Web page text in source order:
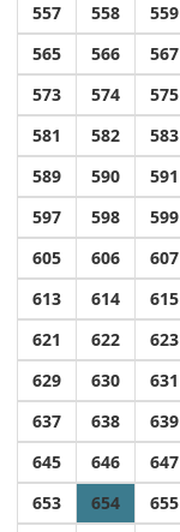
557
558 559
565
566 567
573
574 575
581
582 583
589
590 591
597
598 599
605
606 607
613
614 615
621
622 623
629
630 631
637
638 639
645
646 647
653
654 655